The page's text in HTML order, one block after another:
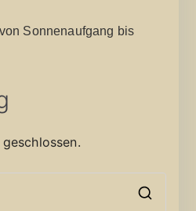
Sonnenaufgang bis